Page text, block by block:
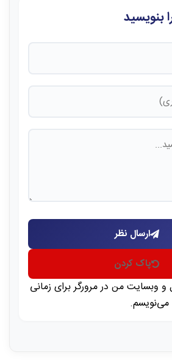
بنویسید
ارسال نظر
پاک کردن
و وبسایت من در مرورگر برای زمانی
می‌نویسم.